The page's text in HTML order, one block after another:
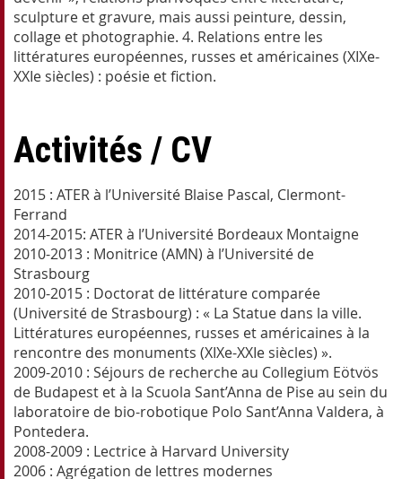
sculpture et gravure, mais aussi peinture, dessin,
collage et photographie. 4. Relations entre les
littératures européennes, russes et américaines (XIXe-
XXIe siècles) : poésie et fiction.
Activités / CV
2015 : ATER à l’Université Blaise Pascal, Clermont-
Ferrand
2014-2015: ATER à l’Université Bordeaux Montaigne
2010-2013 : Monitrice (AMN) à l’Université de
Strasbourg
2010-2015 : Doctorat de littérature comparée
(Université de Strasbourg) : « La Statue dans la ville.
Littératures européennes, russes et américaines à la
rencontre des monuments (XIXe-XXIe siècles) ».
2009-2010 : Séjours de recherche au Collegium Eötvös
de Budapest et à la Scuola Sant’Anna de Pise au sein du
laboratoire de bio-robotique Polo Sant’Anna Valdera, à
Pontedera.
2008-2009 : Lectrice à Harvard University
2006 : Agrégation de lettres modernes